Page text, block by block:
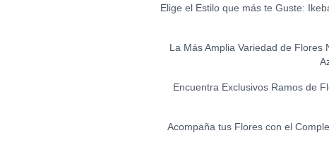
Elige el Estilo que más te Guste:
La Más Amplia Variedad de Flores
Encuentra Exclusivos Ramos de
Acompaña tus Flores con el